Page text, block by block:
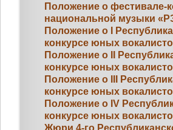
Положение о фестивале-
национальной музыки
Положение о I
конкурсе юных
Положение о II
конкурсе юных
Положение о III
конкурсе юных
Положение о IV
конкурсе юных
Жюри 4-го